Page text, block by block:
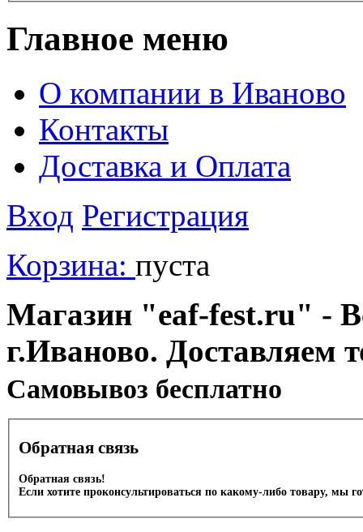
Главное меню
О компании в Иваново
Контакты
Доставка и Оплата
Вход Регистрация
Корзина: пуста
Магазин "eaf-fest.ru" -
г.Иваново. Доставляем
Cамовывоз бесплатно
Обратная связь
Обратная связь!
Если хотите проконсультироваться по какому-либо товару, мы